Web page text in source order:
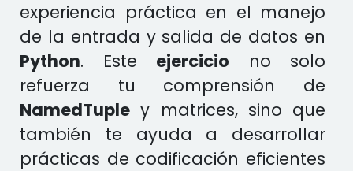
experiencia práctica en el manejo
de la entrada y salida de datos en
Python. Este ejercicio no solo
refuerza tu comprensión de
NamedTuple y matrices, sino que
también te ayuda a desarrollar
prácticas de codificación eficientes